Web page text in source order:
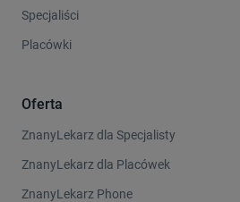
Specjaliści
Placówki
Oferta
ZnanyLekarz dla Specjalisty
ZnanyLekarz dla Placówek
ZnanyLekarz Phone